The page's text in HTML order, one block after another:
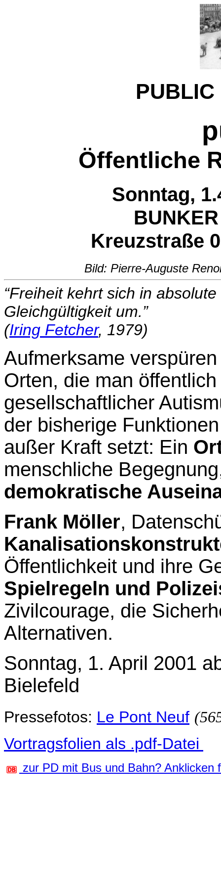
PUBLIC
Öffentliche
Sonntag,
Kreuzstraße
Bild: Pierre-Auguste
“Freiheit kehrt sich in
Gleichgültigkeit um.”
(Iring Fetcher, 1979)
Aufmerksame
Orten, die man
gesellschaftlicher
der bisherige
außer Kraft setzt: Ein
menschliche
demokratische
Frank Möller,
Öffentlichkeit und ihre
Spielregeln und
Zivilcourage, die
Alternativen.
Sonntag, 1. April 2001
Bielefeld
Pressefotos: Le Pont Neuf
Vortragsfolien als .pdf-Datei
zur PD mit Bus und Bahn? Anklicken